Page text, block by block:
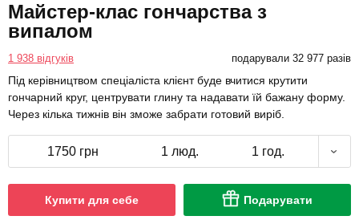
Майстер-клас гончарства з
випалом
1 938 відгуків подарували 32 977 разів
Під керівництвом спеціаліста клієнт буде вчитися крутити
гончарний круг, центрувати глину та надавати їй бажану форму.
Через кілька тижнів він зможе забрати готовий виріб.
1750 грн 1 люд. 1 год.
Купити для себе Подарувати